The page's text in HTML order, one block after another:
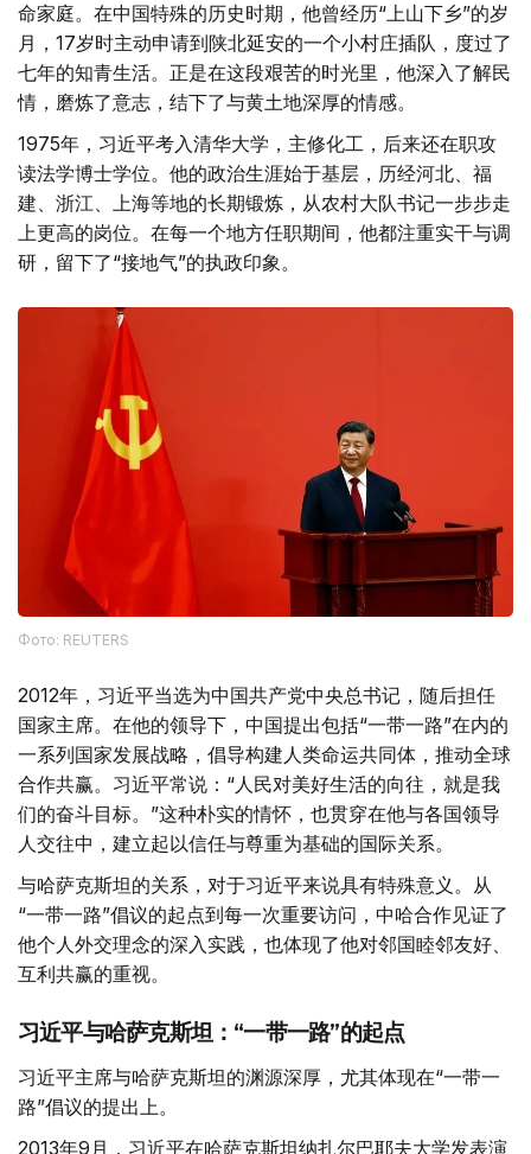
命家庭。在中国特殊的历史时期，他曾经历“上山下乡”的岁
月，17岁时主动申请到陕北延安的一个小村庄插队，度过了
七年的知青生活。正是在这段艰苦的时光里，他深入了解民
情，磨炼了意志，结下了与黄土地深厚的情感。
1975年，习近平考入清华大学，主修化工，后来还在职攻
读法学博士学位。他的政治生涯始于基层，历经河北、福
建、浙江、上海等地的长期锻炼，从农村大队书记一步步走
上更高的岗位。在每一个地方任职期间，他都注重实干与调
研，留下了“接地气”的执政印象。
Фото: REUTERS
2012年，习近平当选为中国共产党中央总书记，随后担任
国家主席。在他的领导下，中国提出包括“一带一路”在内的
一系列国家发展战略，倡导构建人类命运共同体，推动全球
合作共赢。习近平常说：“人民对美好生活的向往，就是我
们的奋斗目标。”这种朴实的情怀，也贯穿在他与各国领导
人交往中，建立起以信任与尊重为基础的国际关系。
与哈萨克斯坦的关系，对于习近平来说具有特殊意义。从
“一带一路”倡议的起点到每一次重要访问，中哈合作见证了
他个人外交理念的深入实践，也体现了他对邻国睦邻友好、
互利共赢的重视。
习近平与哈萨克斯坦：“一带一路”的起点
习近平主席与哈萨克斯坦的渊源深厚，尤其体现在“一带一
路”倡议的提出上。
2013年9月，习近平在哈萨克斯坦纳扎尔巴耶夫大学发表演